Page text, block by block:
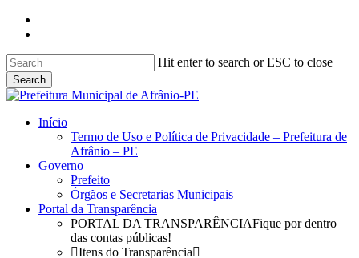
Skip
content
Hit enter to search or ESC to close
Search
Close
search
Menu
Início
Termo de Uso e Política de Privacidade – Prefeitura de
Afrânio – PE
Governo
Prefeito
Órgãos e Secretarias Municipais
Portal da Transparência
PORTAL DA TRANSPARÊNCIAFique por dentro
das contas públicas!
Itens do Transparência